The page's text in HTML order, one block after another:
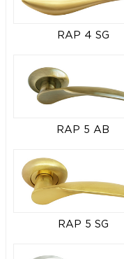
RAP 4 SG
RAP 5 AB
RAP 5 SG